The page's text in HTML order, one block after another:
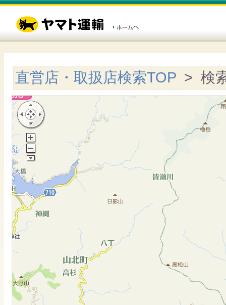
直営店・取扱店検索TOP > 検